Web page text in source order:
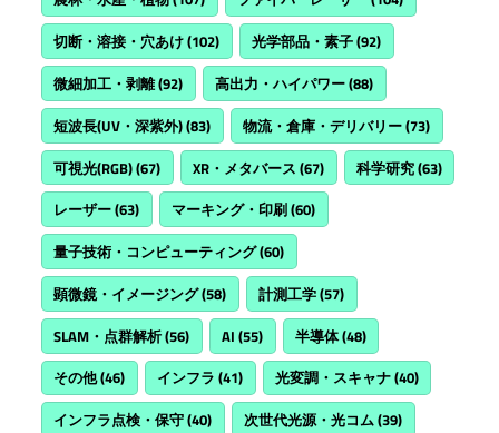
切断・溶接・穴あけ(102) 光学部品・素子(92)
微細加工・剥離(92) 高出力・ハイパワー(88)
短波長(UV・深紫外)(83) 物流・倉庫・デリバリー(73)
可視光(RGB)(67) XR・メタバース (67) 科学研究(63)
レーザー(63) マーキング・印刷(60)
量子技術・コンピューティング(60)
顕微鏡・イメージング(58) 計測工学(57)
SLAM・点群解析(56) AI (55) 半導体(48)
その他(46) インフラ (41) 光変調・スキャナ(40)
インフラ点検・保守(40) 次世代光源・光コム(39)